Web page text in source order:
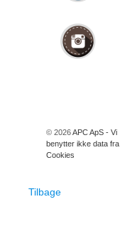
© 2026APC ApS - Vi
benytter ikke data fra
Cookies
Tilbage